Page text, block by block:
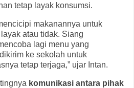
tetap layak konsumsi.
makanannya untuk
atau tidak. Siang
lagi menu yang
ke sekolah untuk
tetap terjaga,” ujar Intan.
komunikasi antara pihak